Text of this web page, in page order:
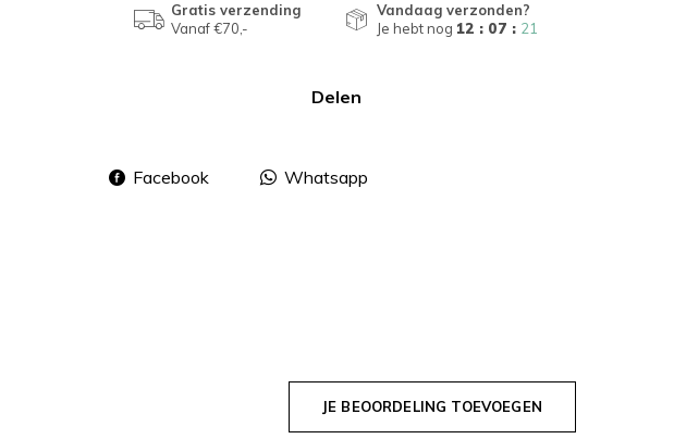
Gratis verzending
Vanaf €70,-
Vandaag verzonden?
Je hebt nog 12 : 07 : 21
Delen
Facebook Whatsapp
JE BEOORDELING TOEVOEGEN